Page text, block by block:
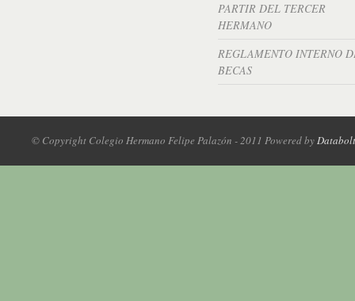
PARTIR DEL TERCER
HERMANO
REGLAMENTO INTERNO
BECAS
© Copyright Colegio Hermano Felipe Palazón - 2011 Powered byDatabolt